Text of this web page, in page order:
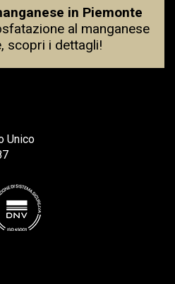
in Piemonte
al manganese
scopri i dettagli!
Unico